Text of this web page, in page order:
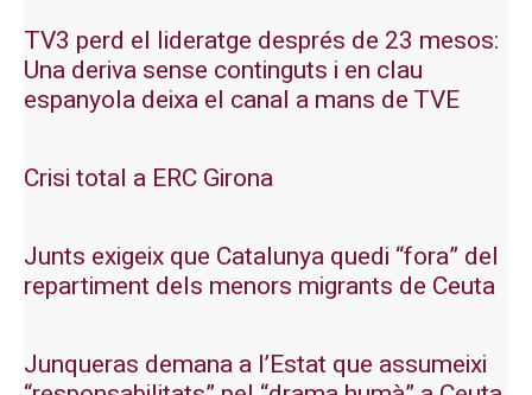
TV3 perd el lideratge després de 23 mesos:
Una deriva sense continguts i en clau
espanyola deixa el canal a mans de TVE
Crisi total a ERC Girona
Junts exigeix que Catalunya quedi “fora” del
repartiment dels menors migrants de Ceuta
Junqueras demana a l’Estat que assumeixi